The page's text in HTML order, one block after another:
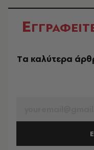
Ε
Tα καλύτερα